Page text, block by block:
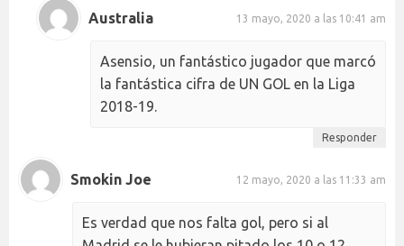
Australia 13 mayo, 2020 a las 10:41 am
Asensio, un fantástico jugador que marcó
la fantástica cifra de UN GOL en la Liga
2018-19.
Responder
Smokin Joe 12 mayo, 2020 a las 11:33 am
Es verdad que nos falta gol, pero si al